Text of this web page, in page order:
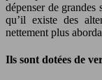
dépenser de
qu’il existe des
nettement plus
Ils sont dotées de